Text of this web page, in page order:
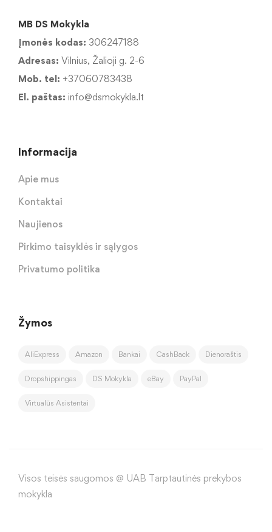
MB DS Mokykla
Įmonės kodas: 306247188
Adresas: Vilnius, Žalioji g. 2-6
Mob. tel: +37060783438
El. paštas: info@dsmokykla.lt
Informacija
Apie mus
Kontaktai
Naujienos
Pirkimo taisyklės ir sąlygos
Privatumo politika
Žymos
AliExpress Amazon Bankai CashBack Dienoraštis
Dropshippingas DS Mokykla eBay PayPal
Virtualūs Asistentai
Visos teisės saugomos @ UAB Tarptautinės prekybos
mokykla